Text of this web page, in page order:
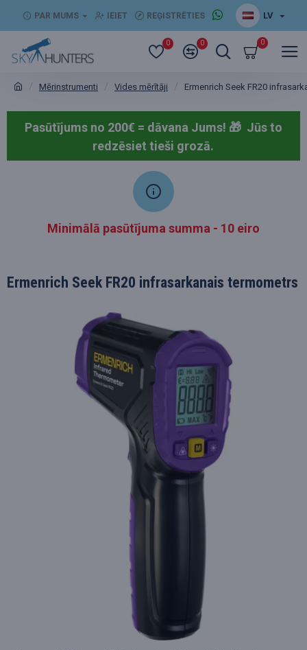
PAR MUMS IEIET REĢISTRĒTIES LV
0 0 0
Mērinstrumenti Vides mērītāji Ermenrich Seek FR20
Pasūtījums no 200€ = dāvana Jums! 🎁 Jūs to
redzēsiet tieši grozā.
Minimālā pasūtījuma summa - 10 eiro
Ermenrich Seek FR20 infrasarkanais termometrs